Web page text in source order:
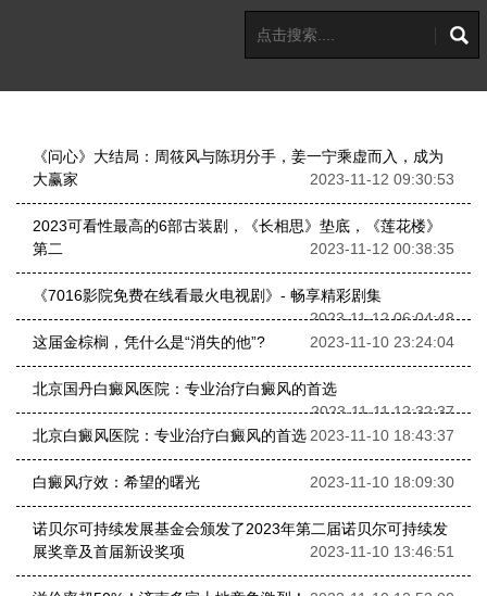
《问心》大结局：周筱风与陈玥分手，姜一宁乘虚而入，成为
大赢家
2023-11-12 09:30:53
2023可看性最高的6部古装剧，《长相思》垫底，《莲花楼》
第二
2023-11-12 00:38:35
《7016影院免费在线看最火电视剧》- 畅享精彩剧集
2023-11-12 06:04:48
这届金棕榈，凭什么是“消失的他”?
2023-11-10 23:24:04
北京国丹白癜风医院：专业治疗白癜风的首选
2023-11-11 12:32:37
北京白癜风医院：专业治疗白癜风的首选 2023-11-10 18:43:37
白癜风疗效：希望的曙光 2023-11-10 18:09:30
诺贝尔可持续发展基金会颁发了2023年第二届诺贝尔可持续发
展奖章及首届新设奖项
2023-11-10 13:46:51